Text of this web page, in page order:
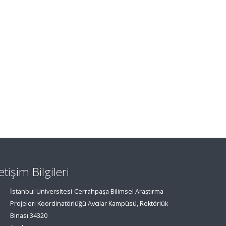
Bilgileri
İstanbul Üniversitesi-Cerrahpaşa Bilimsel Araştırma
Projeleri Koordinatörlüğü Avcılar Kampüsü, Rektörlük
Binası 34320